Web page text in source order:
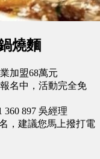
燒麵
加盟68萬元
名中，活動完全免
897 吳經理
，建議您馬上撥打電